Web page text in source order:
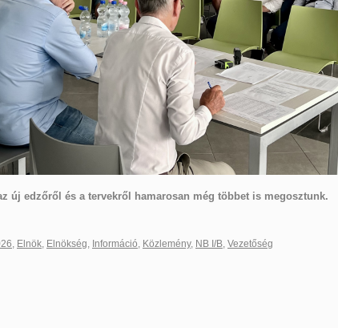
új edzőről és a tervekről hamarosan még többet is megosztunk.
, Elnök, Elnökség, Információ, Közlemény, NB I/B, Vezetőség